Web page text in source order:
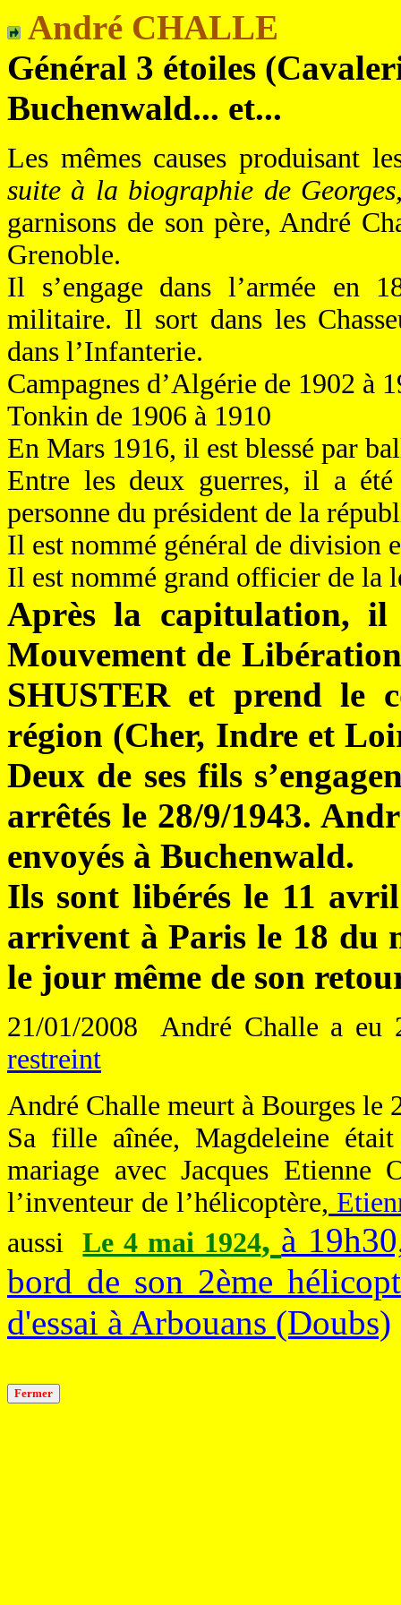
André CHALLE
Général 3 étoiles
Buchenwald... et...
Les mêmes causes produisant
suite à la biographie de
garnisons de son père, André
Grenoble.
Il s’engage dans l’armée en
militaire. Il sort dans les
dans l’Infanterie.
Campagnes d’Algérie de 1902 à
Tonkin de 1906 à 1910
En Mars 1916, il est blessé par
Entre les deux guerres, il a
personne du président de la
Il est nommé général de division
Il est nommé grand officier de la
Après la capitulation, il
Mouvement de
SHUSTER et prend le
région (Cher, Indre et
Deux de ses fils
arrêtés le 28/9/1943.
envoyés à Buchenwald.
Ils sont libérés le 11
arrivent à Paris le 18 du
le jour même de son
21/01/2008
André Challe a
restreint
André Challe meurt à Bourges le
Sa fille aînée, Magdeleine
mariage avec Jacques
l’inventeur de l’hélicoptère,
aussiLe 4 mai 1924, à
bord de son 2ème
d'essai à Arbouans (Doubs)